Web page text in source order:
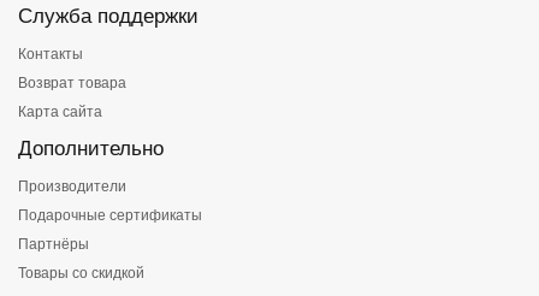
Служба поддержки
Контакты
Возврат товара
Карта сайта
Дополнительно
Производители
Подарочные сертификаты
Партнёры
Товары со скидкой